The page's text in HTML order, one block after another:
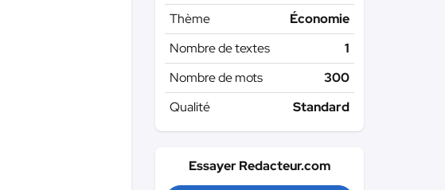
Thème
Économie
Nombre de textes
1
Nombre de mots
300
Qualité
Standard
Essayer Redacteur.com